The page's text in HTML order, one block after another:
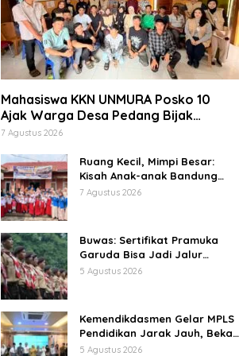
Mahasiswa KKN UNMURA Posko 10
Ajak Warga Desa Pedang Bijak
Bermedia Digital
7 Agustus 2026
Ruang Kecil, Mimpi Besar:
Kisah Anak-anak Bandung
Ujung Menemukan Dunia
7 Agustus 2026
Buwas: Sertifikat Pramuka
Garuda Bisa Jadi Jalur
Khusus Masuk TNI, Polri, dan
5 Agustus 2026
Kemendikdasmen Gelar MPLS
Pendidikan Jarak Jauh, Bekali
Murid Bangun Kemandirian
5 Agustus 2026